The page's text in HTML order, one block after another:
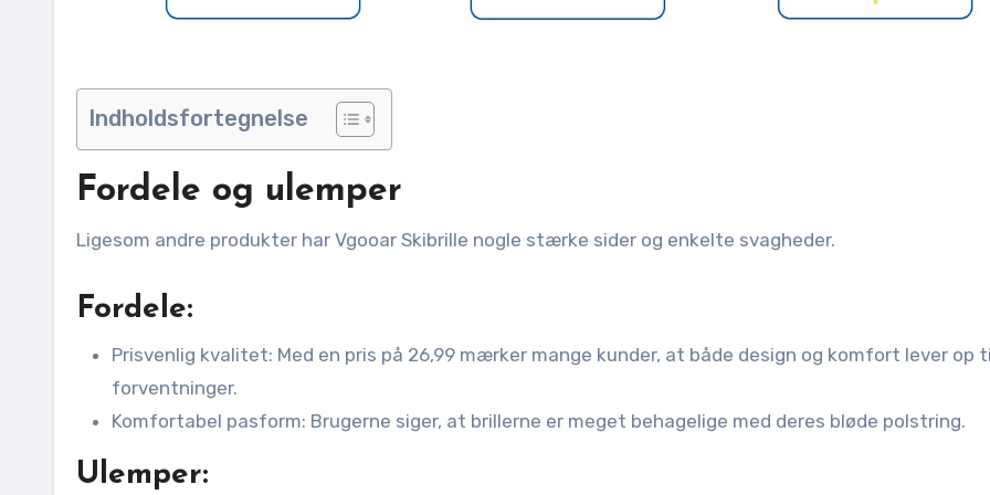
Indholdsfortegnelse
Fordele og ulemper
Ligesom andre produkter har Vgooar Skibrille nogle stærke sider og enkelte svagheder.
Fordele:
Prisvenlig kvalitet: Med en pris på 26,99 mærker mange kunder, at både design og komfort lever op
forventninger.
Komfortabel pasform: Brugerne siger, at brillerne er meget behagelige med deres bløde polstring.
Ulemper: